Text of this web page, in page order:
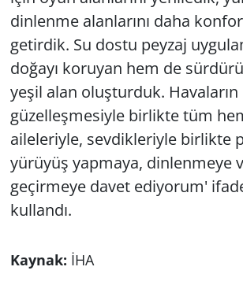
dinlenme alanlarını daha
getirdik. Su dostu peyzaj
doğayı koruyan hem de
yeşil alan oluşturduk. Havaların
güzelleşmesiyle birlikte tüm
aileleriyle, sevdikleriyle birlikte
yürüyüş yapmaya, dinlenmeye
geçirmeye davet ediyorum'
kullandı.
Kaynak: İHA